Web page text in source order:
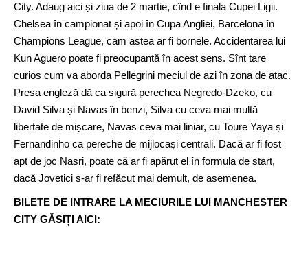
City. Adaug aici și ziua de 2 martie, cînd e finala Cupei Ligii.
Chelsea în campionat și apoi în Cupa Angliei, Barcelona în
Champions League, cam astea ar fi bornele. Accidentarea lui
Kun Aguero poate fi preocupantă în acest sens. Sînt tare
curios cum va aborda Pellegrini meciul de azi în zona de atac.
Presa engleză dă ca sigură perechea Negredo-Dzeko, cu
David Silva și Navas în benzi, Silva cu ceva mai multă
libertate de mișcare, Navas ceva mai liniar, cu Toure Yaya și
Fernandinho ca pereche de mijlocași centrali. Dacă ar fi fost
apt de joc Nasri, poate că ar fi apărut el în formula de start,
dacă Jovetici s-ar fi refăcut mai demult, de asemenea.
BILETE DE INTRARE LA MECIURILE LUI MANCHESTER
CITY GĂSIȚI AICI: